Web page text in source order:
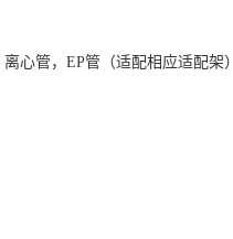
心管，EP管（适配相应适配架）